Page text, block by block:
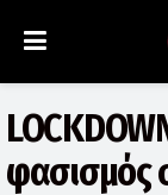
φασισμός